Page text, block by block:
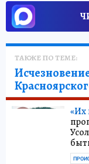
ТАКЖЕ ПО ТЕМЕ:
«Их